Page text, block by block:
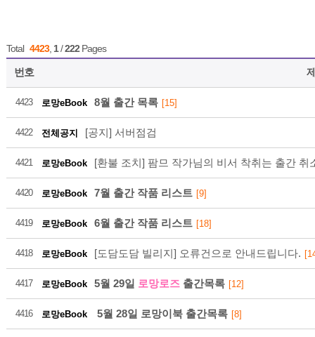
Total 4423, 1/222 Pages
번호
4423 로망eBook 8월 출간 목록 [15]
4422 전체공지 [공지] 서버점검
4421 로망eBook [환불 조치] 팜므 작가님의 비서 착취는 출간 취
4420 로망eBook 7월 출간 작품 리스트 [9]
4419 로망eBook 6월 출간 작품 리스트 [18]
4418 로망eBook [도담도담 빌리지] 오류건으로 안내드립니다.
4417 로망eBook 5월 29일 로망로즈 출간목록 [12]
4416 로망eBook 5월 28일 로망이북 출간목록 [8]